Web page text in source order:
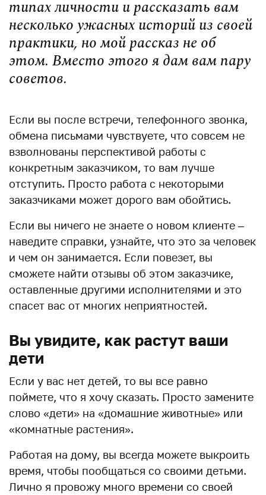
типах личности и рассказать вам
несколько ужасных историй из своей
практики, но мой рассказ не об
этом. Вместо этого я дам вам пару
советов.
Если вы после встречи, телефонного звонка,
обмена письмами чувствуете, что совсем не
взволнованы перспективой работы с
конкретным заказчиком, то вам лучше
отступить. Просто работа с некоторыми
заказчиками может дорого вам обойтись.
Если вы ничего не знаете о новом клиенте –
наведите справки, узнайте, что это за человек
и чем он занимается. Если повезет, вы
сможете найти отзывы об этом заказчике,
оставленные другими исполнителями и это
спасет вас от многих неприятностей.
Вы увидите, как растут ваши
дети
Если у вас нет детей, то вы все равно
поймете, что я хочу сказать. Просто замените
слово «дети» на «домашние животные» или
«комнатные растения».
Работая на дому, вы всегда можете выкроить
время, чтобы пообщаться со своими детьми.
Лично я провожу много времени со своей